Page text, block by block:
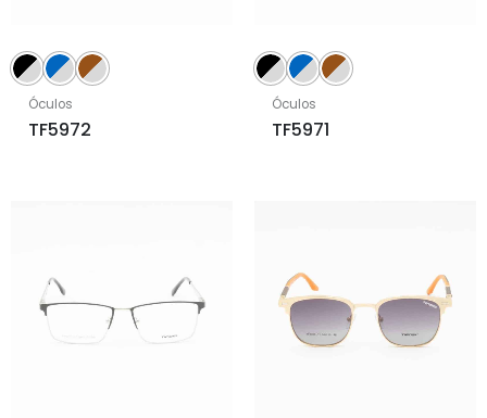
Óculos
TF5972
Óculos
TF5971